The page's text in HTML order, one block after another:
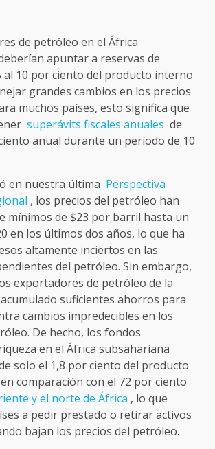
de petróleo en el África
apuntar a reservas de
al 10 por ciento del producto interno
grandes cambios en los precios
muchos países, esto significa que
superávits fiscales anuales de
anual durante un período de 10
en nuestra última Perspectiva
, los precios del petróleo han
mínimos de $23 por barril hasta un
en los últimos dos años, lo que ha
altamente inciertos en las
del petróleo. Sin embargo,
exportadores de petróleo de la
suficientes ahorros para
cambios impredecibles en los
De hecho, los fondos
en el África subsahariana
solo el 1,8 por ciento del producto
comparación con el 72 por ciento
y el norte de África , lo que
a pedir prestado o retirar activos
bajan los precios del petróleo.